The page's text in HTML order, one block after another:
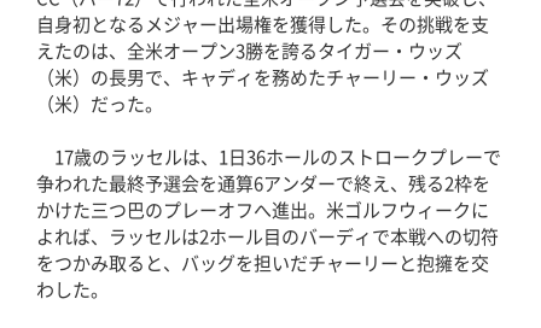
自身初となるメジャー出場権を獲得した。その挑戦を支
えたのは、全米オープン3勝を誇るタイガー・ウッズ
（米）の長男で、キャディを務めたチャーリー・ウッズ
（米）だった。
17歳のラッセルは、1日36ホールのストロークプレーで
争われた最終予選会を通算6アンダーで終え、残る2枠を
かけた三つ巴のプレーオフへ進出。米ゴルフウィークに
よれば、ラッセルは2ホール目のバーディで本戦への切符
をつかみ取ると、バッグを担いだチャーリーと抱擁を交
わした。